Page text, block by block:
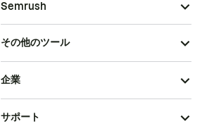
Semrush
その他のツール
企業
サポート